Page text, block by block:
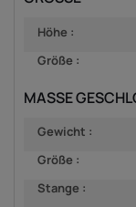
Höhe :
Größe :
MASSE
Gewicht :
Größe :
Stange :